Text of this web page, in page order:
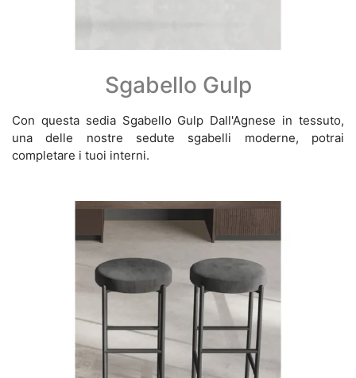
Sgabello Gulp
Con questa sedia Sgabello Gulp Dall'Agnese in tessuto,
una delle nostre sedute sgabelli moderne, potrai
completare i tuoi interni.